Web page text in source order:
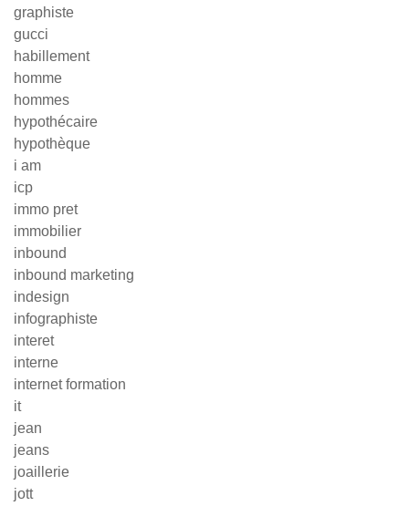
graphiste
gucci
habillement
homme
hommes
hypothécaire
hypothèque
i am
icp
immo pret
immobilier
inbound
inbound marketing
indesign
infographiste
interet
interne
internet formation
it
jean
jeans
joaillerie
jott